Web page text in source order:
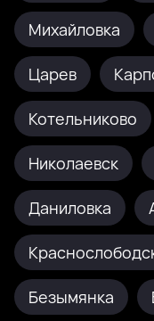
Михайловка
Царев
Котельниково
Николаевск
Даниловка
Безымянка